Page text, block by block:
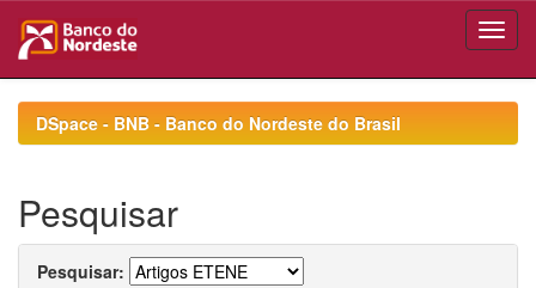
navigationDSpace - BNB - Banco do Nordeste do Brasil
Pesquisar
Pesquisar: